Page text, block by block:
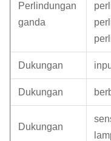
Perlindungan
ganda
Dukungan
Dukungan
Dukungan